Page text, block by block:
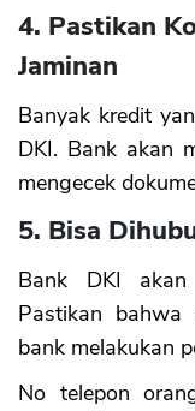
4. Pastikan
Jaminan
Banyak kredit
DKI. Bank akan
mengecek
5. Bisa
Bank DKI akan
Pastikan
bank melakukan
No telepon